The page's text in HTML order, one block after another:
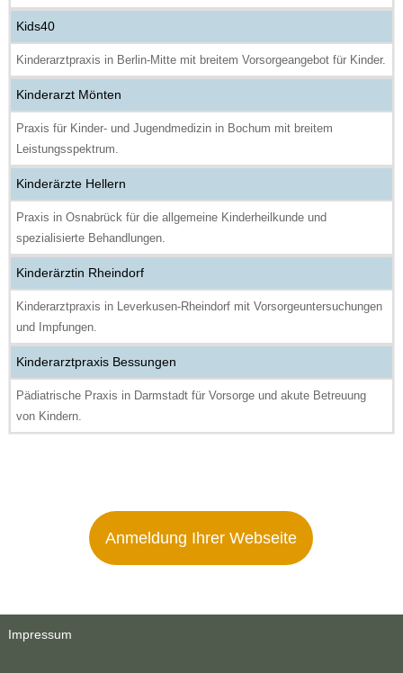
Kids40
Kinderarztpraxis in Berlin-Mitte mit breitem Vorsorgeangebot für Kinder.
Kinderarzt Mönten
Praxis für Kinder- und Jugendmedizin in Bochum mit breitem
Leistungsspektrum.
Kinderärzte Hellern
Praxis in Osnabrück für die allgemeine Kinderheilkunde und
spezialisierte Behandlungen.
Kinderärztin Rheindorf
Kinderarztpraxis in Leverkusen-Rheindorf mit Vorsorgeuntersuchungen
und Impfungen.
Kinderarztpraxis Bessungen
Pädiatrische Praxis in Darmstadt für Vorsorge und akute Betreuung
von Kindern.
Anmeldung Ihrer Webseite
Impressum